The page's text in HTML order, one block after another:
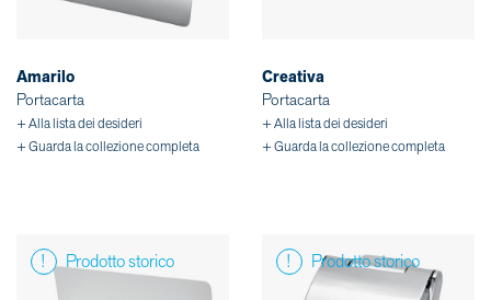
Amarilo
Portacarta
+ Alla lista dei desideri
+ Guarda la collezione completa
Creativa
Portacarta
+ Alla lista dei desideri
+ Guarda la collezione completa
Prodotto storico Prodotto storico